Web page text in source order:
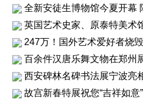
全新安徒生博物馆今夏开幕
英国艺术史家、原泰特美术
247万！国外艺术爱好者烧
百余件汉唐乐舞文物在郑州
西安碑林名碑书法展宁波亮
故宫新春特展祝您“吉祥如意”